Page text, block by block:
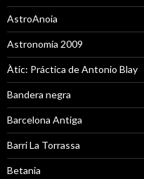
AstroAnoia
Astronomía 2009
Àtic: Práctica de Antonio Blay
Bandera negra
Barcelona Antiga
Barri La Torrassa
Betania